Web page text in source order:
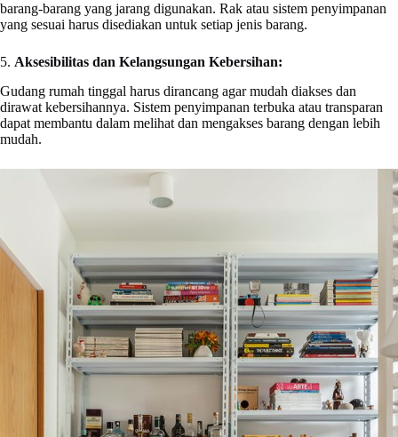
barang-barang yang jarang digunakan. Rak atau sistem penyimpanan
yang sesuai harus disediakan untuk setiap jenis barang.
5. Aksesibilitas dan Kelangsungan Kebersihan:
Gudang rumah tinggal harus dirancang agar mudah diakses dan
dirawat kebersihannya. Sistem penyimpanan terbuka atau transparan
dapat membantu dalam melihat dan mengakses barang dengan lebih
mudah.